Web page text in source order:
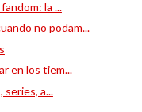
la ...
no podam...
en los tiem...
series, a...